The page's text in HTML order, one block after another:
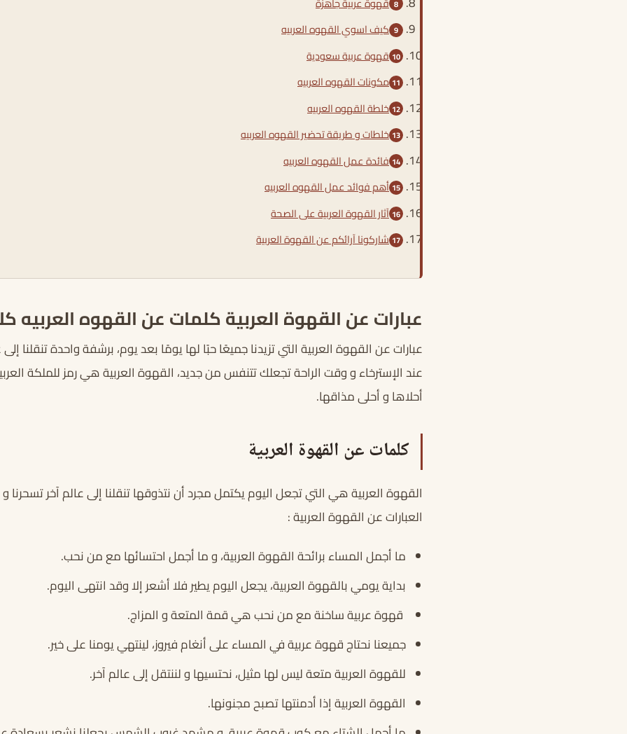
كيف اسوي القهوه العربيه
قهوة عربية سعودية
مكونات القهوه العربيه
خلطة القهوه العربيه
خلطات و طريقة تحضير القهوه العربيه
فائدة عمل القهوه العربيه
أهم فوائد عمل القهوه العربيه
آثار القهوة العربية على الصحة
شاركونا آرائكم عن القهوة العربية
عبارات عن القهوة العربية كلمات عن القهوه العربيه
عبارات عن القهوة العربية التي تزيدنا جميعًا حبًا لها يومًا بعد يوم، برشفة واحدة تنقلنا
عند الإسترخاء و وقت الراحة تجعلك تتنفس من جديد، القهوة العربية هي رمز للملكة
أحلاها و أحلى مذاقها.
كلمات عن القهوة العربية
القهوة العربية هي التي تجعل اليوم يكتمل مجرد أن نتذوقها تنقلنا إلى عالم آخر تسحرنا
العبارات عن القهوة العربية :
ما أجمل المساء برائحة القهوة العربية، و ما أجمل احتسائها مع من نحب.
بداية يومي بالقهوة العربية، يجعل اليوم يطير فلا أشعر إلا وقد انتهى اليوم.
قهوة عربية ساخنة مع من نحب هي قمة المتعة و المزاج.
جميعنا نحتاج قهوة عربية في المساء على أنغام فيروز، لينتهي يومنا على خير.
للقهوة العربية متعة ليس لها مثيل، نحتسيها و لننتقل إلى عالم آخر.
القهوة العربية إذا أدمنتها تصبح مجنونها.